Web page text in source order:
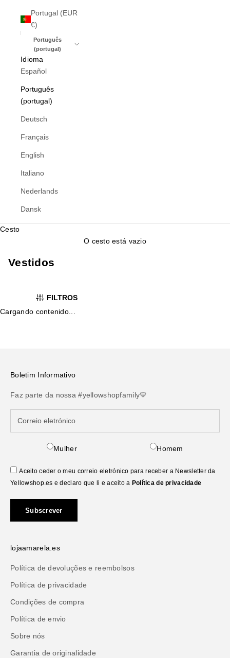
Portugal (EUR
€)
Português
(portugal)
Idioma
Español
Português
(portugal)
Deutsch
Français
English
Italiano
Nederlands
Dansk
Cesto
O cesto está vazio
Vestidos
FILTROS
Cargando contenido...
Boletim Informativo
Faz parte da nossa #yellowshopfamily💛
Mulher Homem
Aceito ceder o meu correio eletrónico para receber a Newsletter da
Yellowshop.es e declaro que li e aceito a Política de privacidade
Subscrever
lojaamarela.es
Política de devoluções e reembolsos
Política de privacidade
Condições de compra
Política de envio
Sobre nós
Garantia de originalidade